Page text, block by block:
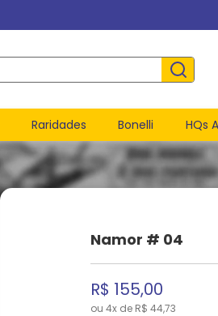
Raridades Bonelli HQs
Namor # 04
R$ 155,00
ou 4x de R$ 44,73